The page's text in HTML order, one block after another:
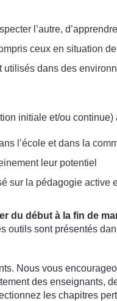
l’autre,
ceux en situation
dans des
initiale et/ou continue)
l’école et dans la
leur potentiel
sur la pédagogie active
du début à la fin de
outils sont présentés
Nous vous
des enseignants,
les chapitres